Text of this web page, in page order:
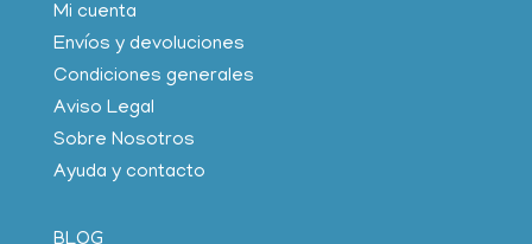
Mi cuenta
Envíos y devoluciones
Condiciones generales
Aviso Legal
Sobre Nosotros
Ayuda y contacto